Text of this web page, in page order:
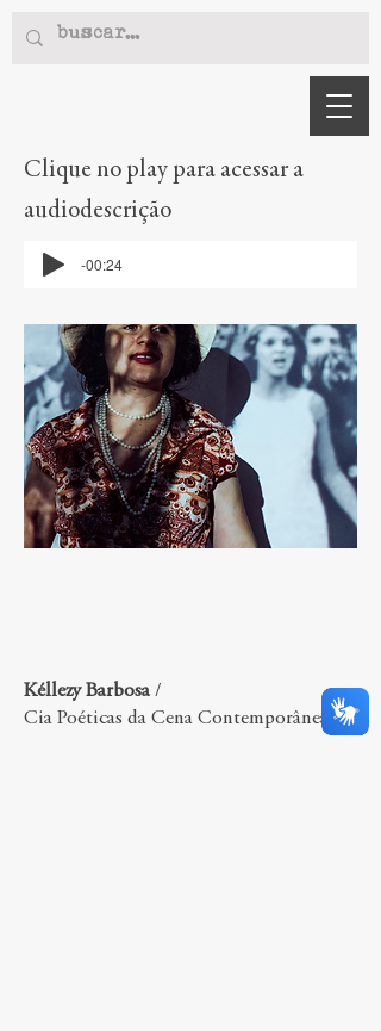
Clique no play para acessar a
audiodescrição
-00:24
Kéllezy Barbosa/
Cia Poéticas da Cena Contemporânea